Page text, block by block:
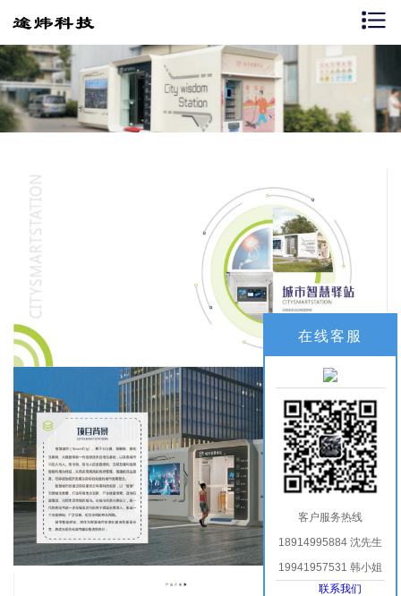
智慧公厕
智慧客流
成功案例
关于我们
视频介绍
新闻资讯
联系我们：18914995884
在线客服
客户服务热线
18914995884 沈先生
19941957531 韩小姐
联系我们